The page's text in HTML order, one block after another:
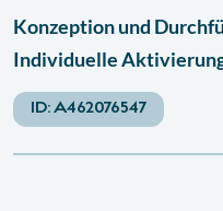
Konzeption und
Individuelle
ID:A462076547